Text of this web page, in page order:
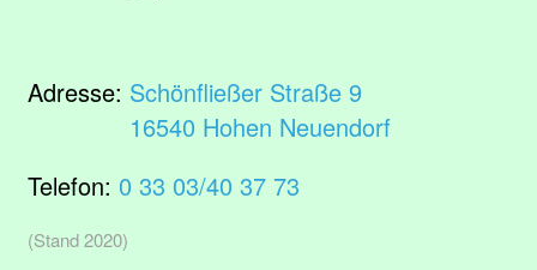
Adresse: Schönfließer Straße 9
16540 Hohen Neuendorf
Telefon: 0 33 03/40 37 73
(Stand 2020)